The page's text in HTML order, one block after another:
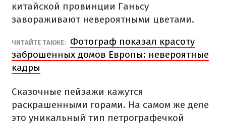
китайской провинции Ганьсу
завораживают невероятными цветами.
ЧИТАЙТЕ ТАКЖЕ:
Фотограф показал красоту
заброшенных домов Европы: невероятные
кадры
Сказочные пейзажи кажутся
раскрашенными горами. На самом же деле
это уникальный тип петрографечкой